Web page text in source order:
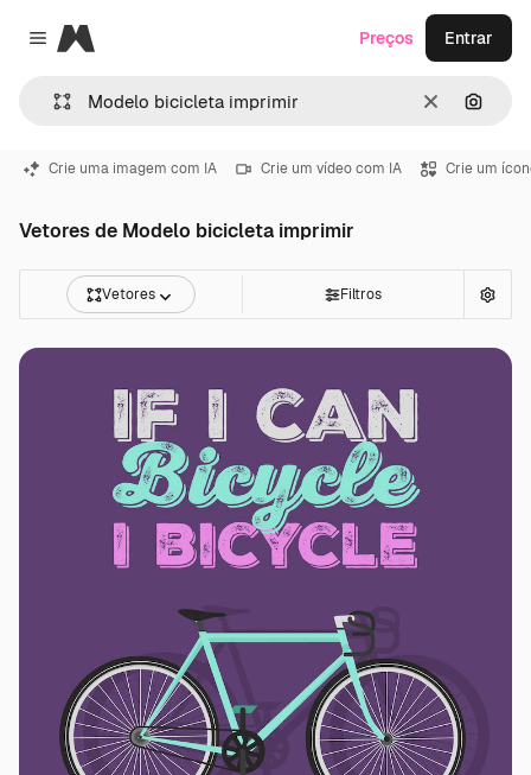
Close menu
Magnific
Limpar
Preços Entrar
Crie uma imagem com IA Crie um vídeo com IA Crie um
Vetores de Modelo bicicleta imprimir
Vetores Filtros